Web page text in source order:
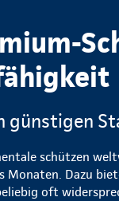
günstigen
schützen
Dazu
oft